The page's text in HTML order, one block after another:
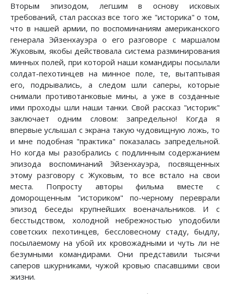
Вторым эпизодом, легшим в основу исковых
требований, стал рассказ все того же "историка" о том,
что в нашей армии, по воспоминаниям американского
генерала Эйзенхауэра о его разговоре с маршалом
Жуковым, якобы действовала система разминирования
минных полей, при которой наши командиры посылали
солдат-пехотинцев на минное поле, те, вытаптывая
его, подрывались, а следом шли саперы, которые
снимали противотанковые мины, а уже в созданные
ими проходы шли наши танки. Свой рассказ "историк"
заключает одним словом: запредельно! Когда я
впервые услышал с экрана такую чудовищную ложь, то
и мне подобная "практика" показалась запредельной.
Но когда мы разобрались с подлинным содержанием
эпизода воспоминаний Эйзенхауэра, посвященных
этому разговору с Жуковым, то все встало на свои
места. Попросту авторы фильма вместе с
доморощенным "историком" по-черному переврали
эпизод беседы крупнейших военачальников. И с
бесстыдством, холодной небрежностью уподобили
советских пехотинцев, бессловесному стаду, быдлу,
посылаемому на убой их кровожадными и чуть ли не
безумными командирами. Они представили тысячи
саперов шкурниками, чужой кровью спасавшими свои
жизни.